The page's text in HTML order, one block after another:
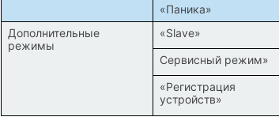
«Паника»
Дополнительные
режимы
«Slave»
Сервисный режим»
«Регистрация
устройств»